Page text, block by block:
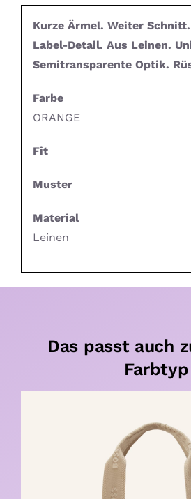
Kurze Ärmel. Weiter
Label-Detail. Aus Leinen.
Semitransparente Optik.
Farbe
ORANGE
Fit
Muster
Material
Leinen
Das passt auch
Farbtyp